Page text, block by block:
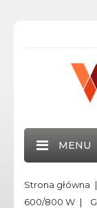
MENU
Strona główna
600/800 W